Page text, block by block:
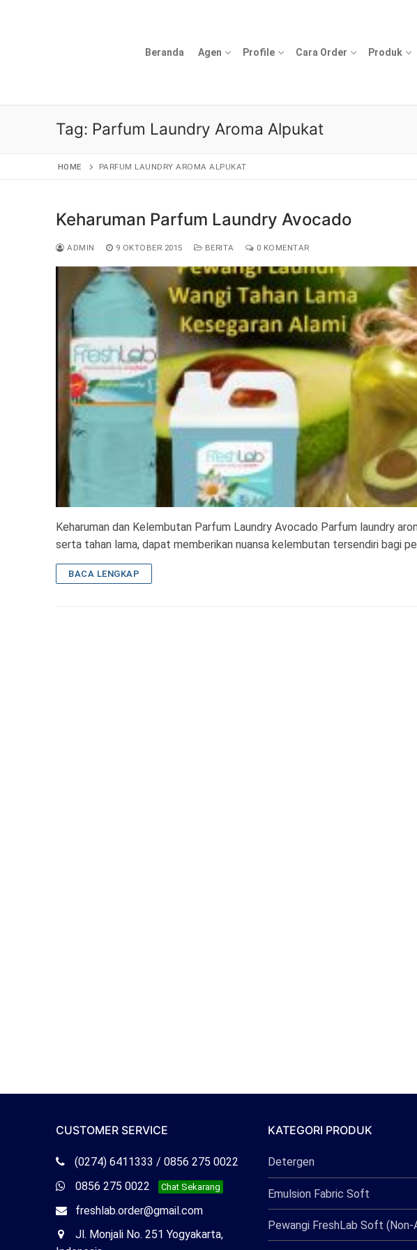
Beranda Agen Profile Cara Order Produk
Tag: Parfum Laundry Aroma Alpukat
HOME PARFUM LAUNDRY AROMA ALPUKAT
Keharuman Parfum Laundry Avocado
ADMIN 9 OKTOBER 2015 BERITA 0 KOMENTAR
Keharuman dan Kelembutan Parfum Laundry Avocado Parfum laundry
serta tahan lama, dapat memberikan nuansa kelembutan tersendiri bagi
BACA LENGKAP
CUSTOMER SERVICE
Telepon
Freshlab
(0274) 6411333 / 0856 275 0022
Whatsapp
Freshlab
0856 275 0022 Chat Sekarang
Email
Freshlab
freshlab.order@gmail.com
OfficeJl. Monjali No. 251 Yogyakarta,
KATEGORI PRODUK
Detergen
Emulsion Fabric Soft
Pewangi FreshLab Soft (Non-